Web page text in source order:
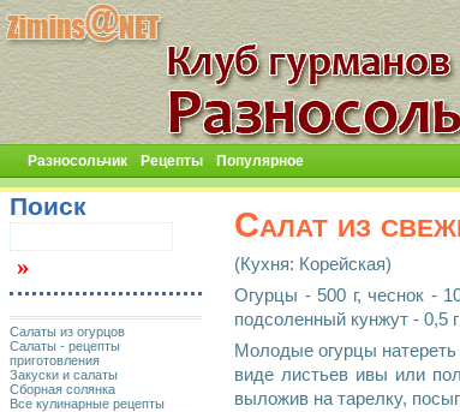
Разносольчик Рецепты Популярное
Салат из
(Кухня: Корейская)
Огурцы - 500 г, чеснок -
подсоленный кунжут - 0,5 г
Молодые огурцы
виде листьев ивы или
выложив на тарелку,
Поиск
Салаты из огурцов
Салаты - рецепты
приготовления
Закуски и салаты
Сборная солянка
Все кулинарные рецепты